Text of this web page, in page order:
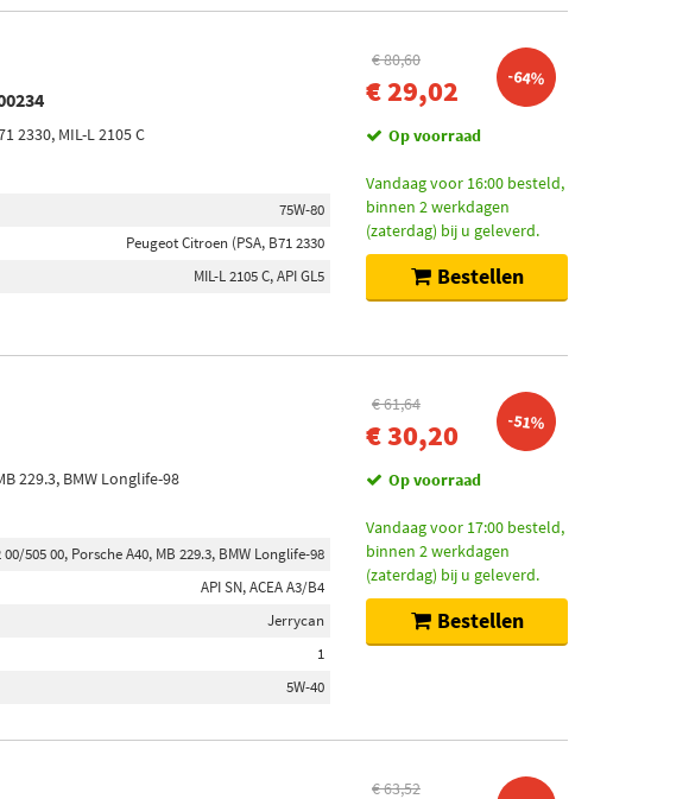
2330, MIL-L 2105 C
75W-80
Peugeot Citroen (PSA, B71 2330
MIL-L 2105 C, API GL5
€ 80,60
€ 29,02 -64%
Op voorraad
Vandaag voor 16:00 besteld,
binnen 2 werkdagen
(zaterdag) bij u geleverd.
Bestellen
229.3, BMW Longlife-98
00/505 00, Porsche A40, MB 229.3, BMW Longlife-98
API SN, ACEA A3/B4
Jerrycan
1
5W-40
€ 61,64
€ 30,20 -51%
Op voorraad
Vandaag voor 17:00 besteld,
binnen 2 werkdagen
(zaterdag) bij u geleverd.
Bestellen
€ 63,52